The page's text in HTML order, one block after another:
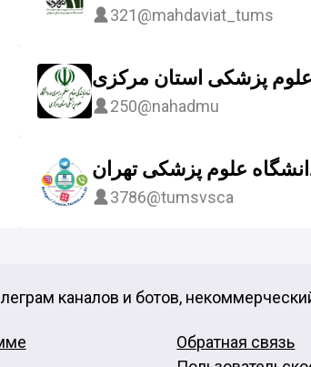
321@mahdaviat_tums
علوم پزشکی استان مرکزی
250@nahadmu
علوم پزشکی تهران
3786@tumsvsca
каналов и ботов,
Обратная связь